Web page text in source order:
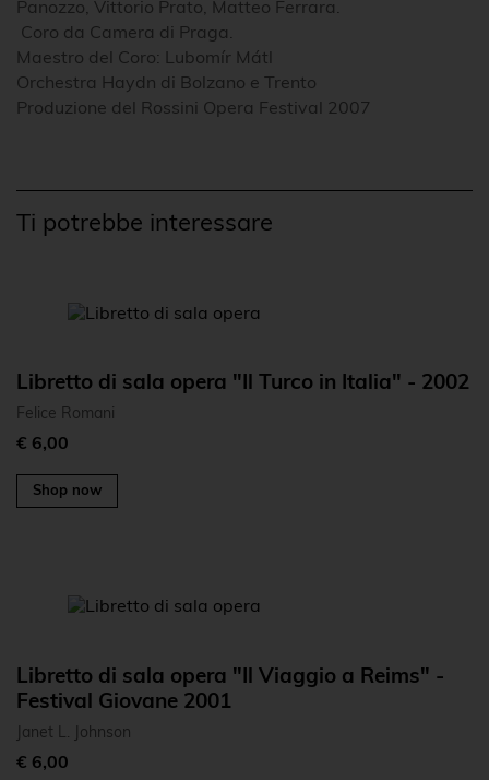
Panozzo, Vittorio Prato, Matteo Ferrara.
Coro da Camera di Praga.
Maestro del Coro: Lubomír Mátl
Orchestra Haydn di Bolzano e Trento
Produzione del Rossini Opera Festival 2007
Ti potrebbe interessare
Libretto di sala opera "Il Turco in Italia" - 2002
Felice Romani
€ 6,00
Shop now
Libretto di sala opera "Il Viaggio a Reims" -
Festival Giovane 2001
Janet L. Johnson
€ 6,00